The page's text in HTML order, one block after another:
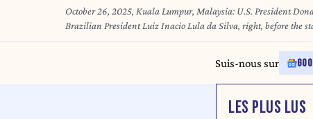
October 26, 2025, Kuala Lumpur, Malaysia: U.S. President
Brazilian President Luiz Inacio Lula da Silva, right, before the
sidelines of the ASEAN Summit at the Kuala Lumpur
Kuala Lumpur, Malaysia. (Credit Image: © Daniel Torok/
Suis-nous sur
LES PLUS LUS